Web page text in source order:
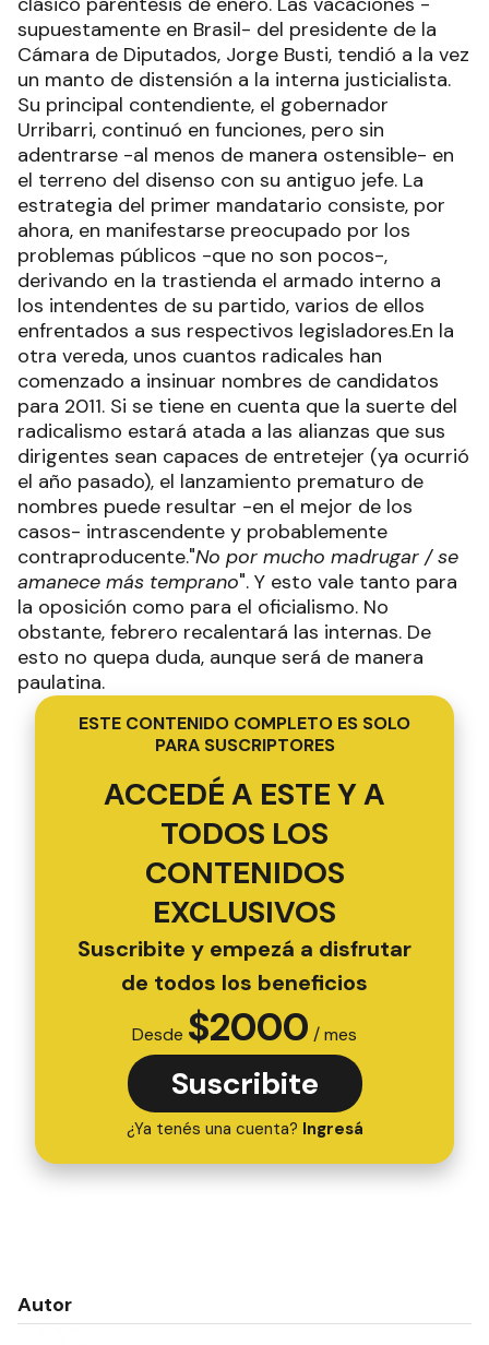
supuestamente en Brasil- del presidente de la
Cámara de Diputados, Jorge Busti, tendió a la vez
un manto de distensión a la interna justicialista.
Su principal contendiente, el gobernador
Urribarri, continuó en funciones, pero sin
adentrarse -al menos de manera ostensible- en
el terreno del disenso con su antiguo jefe. La
estrategia del primer mandatario consiste, por
ahora, en manifestarse preocupado por los
problemas públicos -que no son pocos-,
derivando en la trastienda el armado interno a
los intendentes de su partido, varios de ellos
enfrentados a sus respectivos legisladores.En la
otra vereda, unos cuantos radicales han
comenzado a insinuar nombres de candidatos
para 2011. Si se tiene en cuenta que la suerte del
radicalismo estará atada a las alianzas que sus
dirigentes sean capaces de entretejer (ya ocurrió
el año pasado), el lanzamiento prematuro de
nombres puede resultar -en el mejor de los
casos- intrascendente y probablemente
contraproducente."No por mucho madrugar / se
amanece más temprano". Y esto vale tanto para
la oposición como para el oficialismo. No
obstante, febrero recalentará las internas. De
esto no quepa duda, aunque será de manera
paulatina.
ESTE CONTENIDO COMPLETO ES SOLO
PARA SUSCRIPTORES
ACCEDÉ A ESTE Y A
TODOS LOS
CONTENIDOS
EXCLUSIVOS
Suscribite y empezá a disfrutar
de todos los beneficios
Desde $2000 / mes
Suscribite
¿Ya tenés una cuenta? Ingresá
Autor